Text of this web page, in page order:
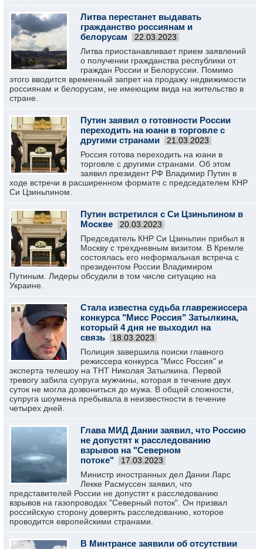
Литва перестанет выдавать
гражданство россиянам и
белорусам
22.03.2023
Литва приостанавливает прием заявлений
о получении гражданства республики от
граждан России и Белоруссии. Помимо
этого вводится временный запрет на продажу недвижимости
россиянам и белорусам, не имеющим вида на жительство в
стране.
Путин заявил о готовности России
переходить на юани в торговле с
другими странами
21.03.2023
Россия готова переходить на юани в
торговле с другими странами. Об этом
заявил президент РФ Владимир Путин в
ходе встречи в расширенном формате с председателем КНР
Си Цзиньпином.
Путин встретился с Си Цзиньпином в
Москве
20.03.2023
Председатель КНР Си Цзиньпин прибыл в
Москву с трехдневным визитом. В Кремле
состоялась его неформальная встреча с
президентом России Владимиром
Путиным. Лидеры обсудили в том числе ситуацию на
Украине.
Стала известна судьба главрежиссера
конкурса "Мисс Россия" Затылкина,
который 4 дня не выходил на
связь
18.03.2023
Полиция завершила поиски главного
режиссера конкурса "Мисс Россия" и
эксперта телешоу на ТНТ Николая Затылкина. Первой
тревогу забила супруга мужчины, которая в течение двух
суток не могла дозвониться до мужа. В общей сложности,
супруга шоумена пребывала в неизвестности в течение
четырех дней.
Глава МИД Дании заявил, что Россию
не допустят к расследованию
взрывов на "Северном
потоке"
17.03.2023
Министр иностранных дел Дании Ларс
Лекке Расмуссен заявил, что
представителей России не допустят к расследованию
взрывов на газопроводах "Северный поток". Он призвал
российскую сторону доверять расследованию, которое
проводится европейскими странами.
В Минтрансе заявили об отсутствии